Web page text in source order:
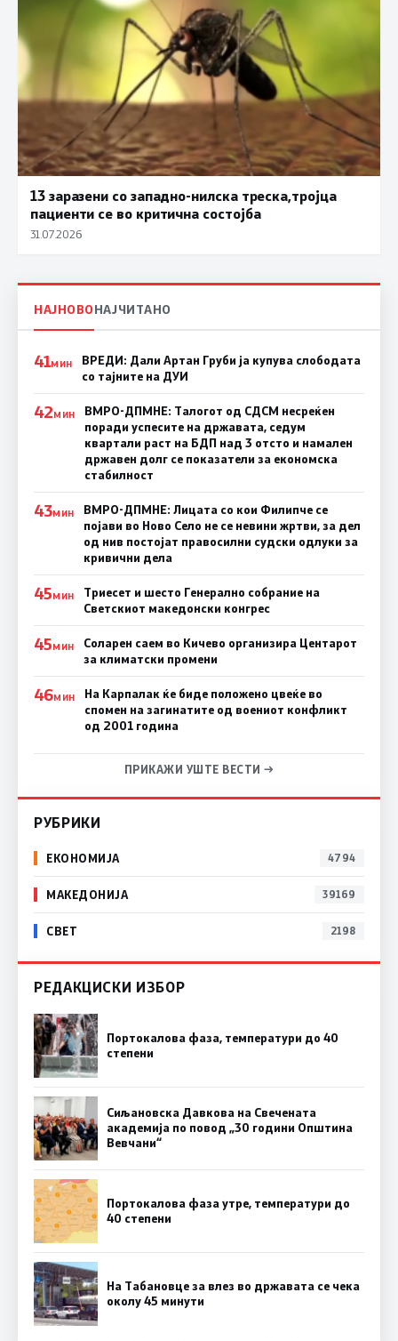
13 заразени со западно-нилска треска,тројца
пациенти се во критична состојба
31.07.2026
НАЈНОВОНАЈЧИТАНО
41МИН
ВРЕДИ: Дали Артан Груби ја купува слободата
со тајните на ДУИ
42МИН
ВМРО-ДПМНЕ: Талогот од СДСМ несреќен
поради успесите на државата, седум
квартали раст на БДП над 3 отсто и намален
државен долг се показатели за економска
стабилност
43МИН
ВМРО-ДПМНЕ: Лицата со кои Филипче се
појави во Ново Село не се невини жртви, за дел
од нив постојат правосилни судски одлуки за
кривични дела
45МИН
Триесет и шесто Генерално собрание на
Светскиот македонски конгрес
45МИН
Соларен саем во Кичево организира Центарот
за климатски промени
46МИН
На Карпалак ќе биде положено цвеќе во
спомен на загинатите од воениот конфликт
од 2001 година
ПРИКАЖИ УШТЕ ВЕСТИ →
РУБРИКИ
ЕКОНОМИЈА 4794
МАКЕДОНИЈА 39169
СВЕТ 2198
РЕДАКЦИСКИ ИЗБОР
Портокалова фаза, температури до 40
степени
Сиљановска Давкова на Свечената
академија по повод „30 години Општина
Вевчани“
Портокалова фаза утре, температури до
40 степени
На Табановце за влез во државата се чека
околу 45 минути